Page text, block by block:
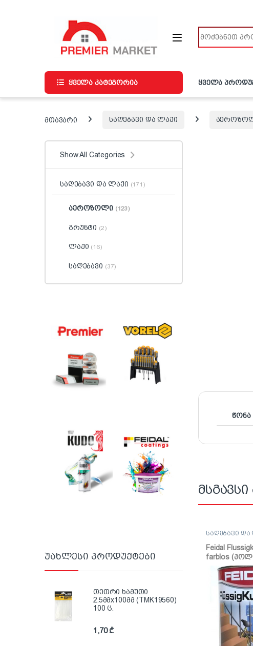
ყველა კატეგორია ყველა
მთავარი საღებავი და ლაქი
წონა
საღებავი და
Feidal
farblos
ზეთოვანი
უფერო)
Show All Categories
საღებავი და ლაქი (171)
აეროზოლი (123)
გრუნტი (2)
ლაქი (16)
საღებავი (37)
უახლესი პროდუქტები
თეთრი ხამუთი
2.5მმx100მმ (TMK19560)
100 ც.
1,70₾